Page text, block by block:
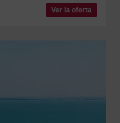
Ver la oferta